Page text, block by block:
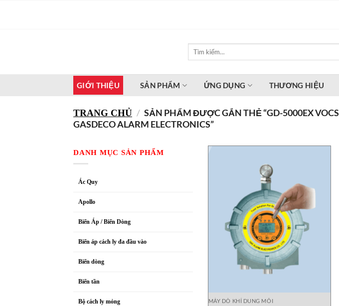
GIỚI THIỆU SẢN PHẨM ỨNG DỤNG THƯƠNG HIỆU
TRANG CHỦ / SẢN PHẨM ĐƯỢC GẮN THẺ “GD-5000EX VOCS
GASDECO ALARM ELECTRONICS”
DANH MỤC SẢN PHẨM
Ác Quy
Apollo
Biến Áp / Biến Dòng
Biến áp cách ly đa đầu vào
Biến dòng
Biến tần
Bộ cách ly mỏng MÁY DÒ KHÍ DUNG MÔI